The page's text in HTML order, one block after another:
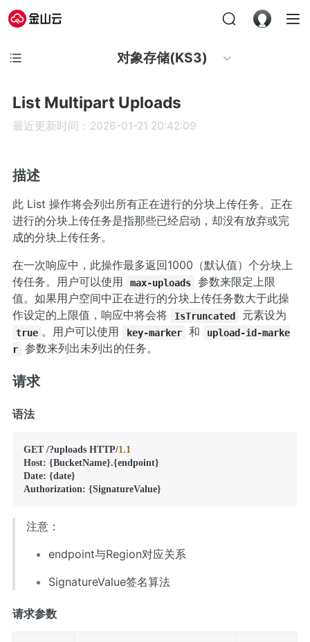
对象存储(KS3)
List Multipart Uploads
最近更新时间：2026-01-21 20:42:09
描述
此 List 操作将会列出所有正在进行的分块上传任务。正在
进行的分块上传任务是指那些已经启动，却没有放弃或完
成的分块上传任务。
在一次响应中，此操作最多返回1000（默认值）个分块上
传任务。用户可以使用
max-uploads
参数来限定上限
值。如果用户空间中正在进行的分块上传任务数大于此操
作设定的上限值，响应中将会将
IsTruncated 元素设为
true 。用户可以使用 key-marker 和
upload-id-marke
r
参数来列出未列出的任务。
请求
语法
GET /?uploads HTTP/1.1
Host: {BucketName}.{endpoint}
Date: {date}
Authorization: {SignatureValue}
注意：
endpoint与Region对应关系
SignatureValue签名算法
请求参数